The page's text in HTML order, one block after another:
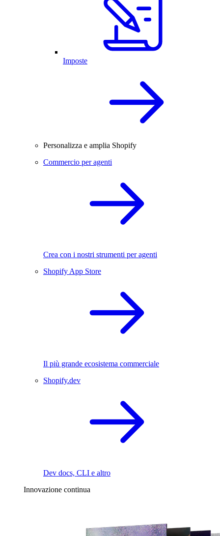
Imposte
Personalizza e amplia Shopify
Commercio per agenti
Crea con i nostri strumenti per agenti
Shopify App Store
Il più grande ecosistema commerciale
Shopify.dev
Dev docs, CLI e altro
Innovazione continua